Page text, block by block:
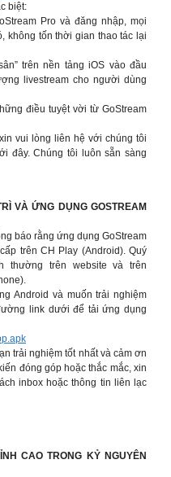
biệt:
Pro và đăng nhập, mọi
không tốn thời gian thao tác lại
trên nền tảng iOS vào đầu
livestream cho người dùng
điều tuyệt vời từ GoStream
vui lòng liên hệ với chúng tôi
đây. Chúng tôi luôn sẵn sàng
VÀ ỨNG DỤNG GOSTREAM
báo rằng ứng dụng GoStream
trên CH Play (Android). Quý
thường trên website và trên
Android và muốn trải nghiệm
link dưới để tải ứng dụng
trải nghiệm tốt nhất và cảm ơn
đóng góp hoặc thắc mắc, xin
inbox hoặc thông tin liên lạc
CAO TRONG KỶ NGUYÊN